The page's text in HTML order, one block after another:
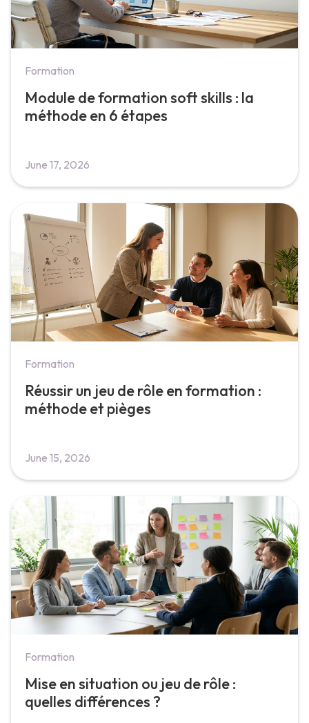
Formation
Module de formation soft skills : la
méthode en 6 étapes
June 17, 2026
Formation
Réussir un jeu de rôle en formation :
méthode et pièges
June 15, 2026
Formation
Mise en situation ou jeu de rôle :
quelles différences ?